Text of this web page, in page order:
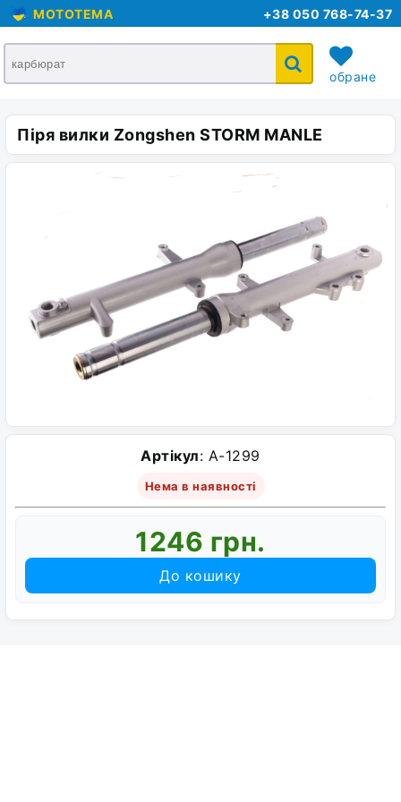
MOTOTEMA +38 050 768-74-37
обране
Піря вилки Zongshen STORM MANLE
Артікул: A-1299
Нема в наявності
1246 грн.
До кошику